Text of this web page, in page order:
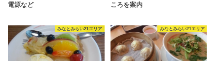
電源など
ころを案内
みなとみらい21エリア みなとみらい21エリア